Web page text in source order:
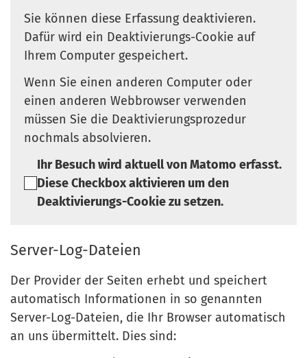
Sie können diese Erfassung deaktivieren.
Dafür wird ein Deaktivierungs-Cookie auf
Ihrem Computer gespeichert.
Wenn Sie einen anderen Computer oder
einen anderen Webbrowser verwenden
müssen Sie die Deaktivierungsprozedur
nochmals absolvieren.
Ihr Besuch wird aktuell von Matomo erfasst.
Diese Checkbox aktivieren um den
Deaktivierungs-Cookie zu setzen.
Server-Log-Dateien
Der Provider der Seiten erhebt und speichert
automatisch Informationen in so genannten
Server-Log-Dateien, die Ihr Browser automatisch
an uns übermittelt. Dies sind: